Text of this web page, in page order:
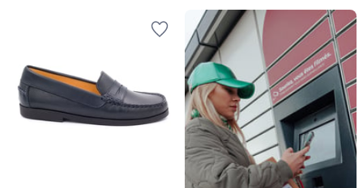
Nouveau
Livraison
en
Locker
Mondial
Relay